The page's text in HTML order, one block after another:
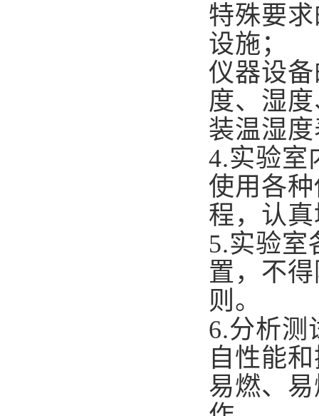
特殊要
设施；
仪器设
度、湿
装温湿
4.实验室
使用各
程，认
5.实验室
置，不
则。
6.分析测
自性能
易燃、